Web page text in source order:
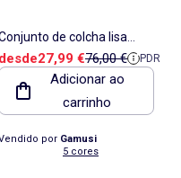
de colcha lisa
acolchoada com capa de
almofada.
desdePreço de venda
27,99 €Preço de
76,00 € PDR
Adicionar ao
carrinho
por Gamusi
5 cores